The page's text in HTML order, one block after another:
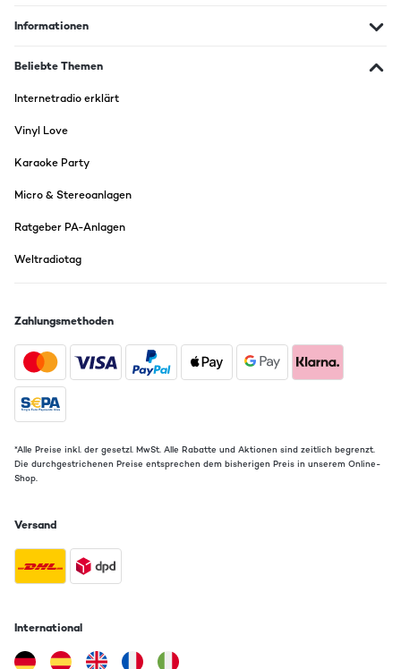
Informationen
Beliebte Themen
Internetradio erklärt
Vinyl Love
Karaoke Party
Micro & Stereoanlagen
Ratgeber PA-Anlagen
Weltradiotag
Zahlungsmethoden
*Alle Preise inkl. der gesetzl. MwSt. Alle Rabatte und Aktionen sind zeitlich begrenzt.
Die durchgestrichenen Preise entsprechen dem bisherigen Preis in unserem Online-
Shop.
Versand
International